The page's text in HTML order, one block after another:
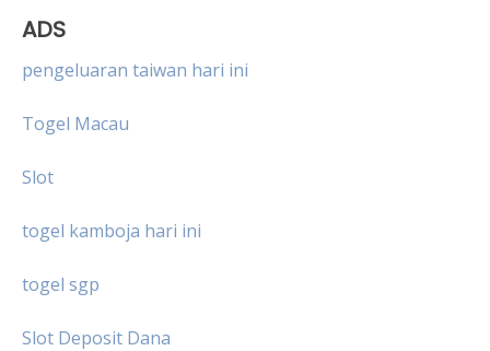
ADS
pengeluaran taiwan hari ini
Togel Macau
Slot
togel kamboja hari ini
togel sgp
Slot Deposit Dana